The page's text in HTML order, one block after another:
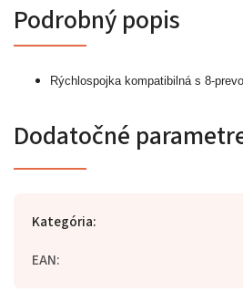
Podrobný popis
Rýchlospojka kompatibilná s 8-
Dodatočné
Kategória:
EAN: